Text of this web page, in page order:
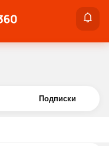
Войти
Подписки